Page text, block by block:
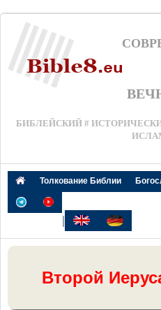
БИБЛЕЙСКИЙ #
Толкование Библии
|
Второй